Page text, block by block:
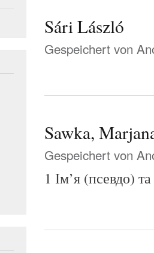
Sári László
Gespeichert von
Sawka,
Gespeichert von
1 Ім’я (псевдо)